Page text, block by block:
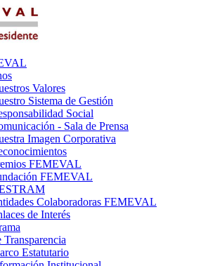
Valores
Sistema de Gestión
Social
- Sala de Prensa
Imagen Corporativa
FEMEVAL
FEMEVAL
Colaboradoras FEMEVAL
de Interés
Transparencia
Estatutario